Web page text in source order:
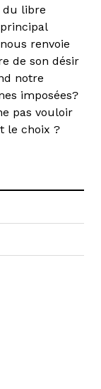
du libre
renvoie
de son désir
notre
imposées?
pas vouloir
le choix ?